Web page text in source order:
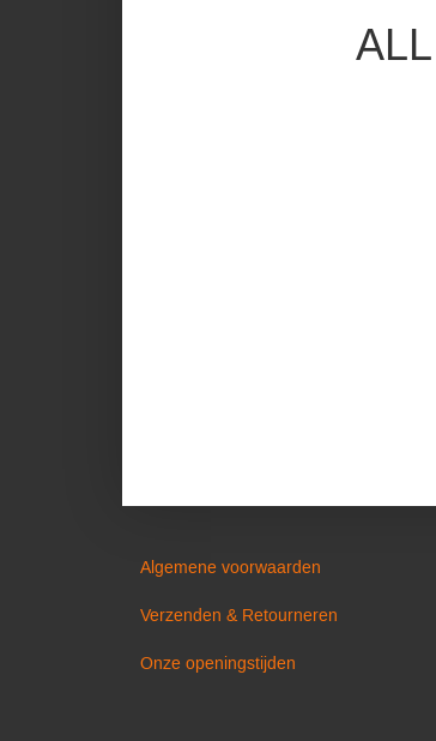
Algemene voorwaarden
Verzenden & Retourneren
Onze openingstijden